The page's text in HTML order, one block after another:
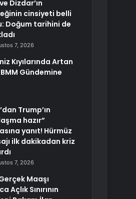
Dizdar’ın
cinsiyeti belli
Doğum tarihini de
7, 2026
Kıyılarında Artan
Gündemine
Trump’ın
hazır”
yanıt! Hürmüz
ilk dakikadan kriz
7, 2026
Maaşı
Açlık Sınırının